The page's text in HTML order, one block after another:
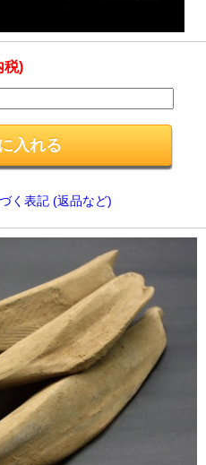
税)
く表記 (返品など)